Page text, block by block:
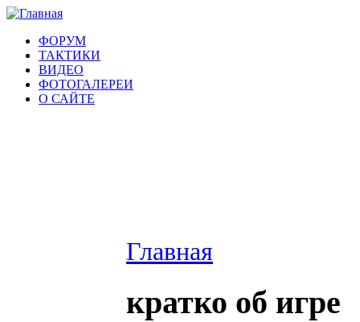
ФОРУМ
ТАКТИКИ
ВИДЕО
ФОТОГАЛЕРЕИ
О САЙТЕ
Главная
кратко об игре